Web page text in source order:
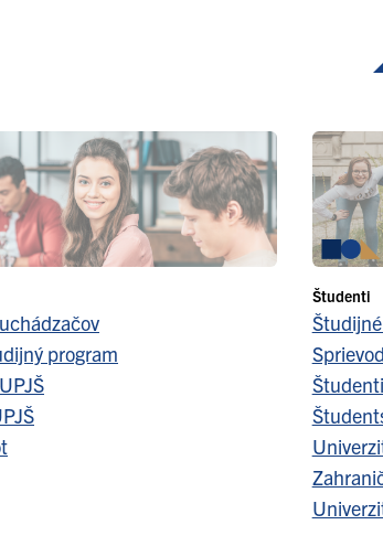
program
Študenti